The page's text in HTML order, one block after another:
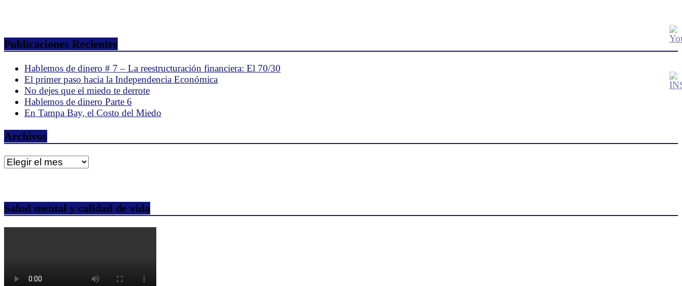
Publicaciones Recientes
Hablemos de dinero # 7 – La reestructuración financiera: El 70/30
El primer paso hacia la Independencia Económica
No dejes que el miedo te derrote
Hablemos de dinero Parte 6
En Tampa Bay, el Costo del Miedo
Archivos
Archivos
Salud mental y calidad de vida